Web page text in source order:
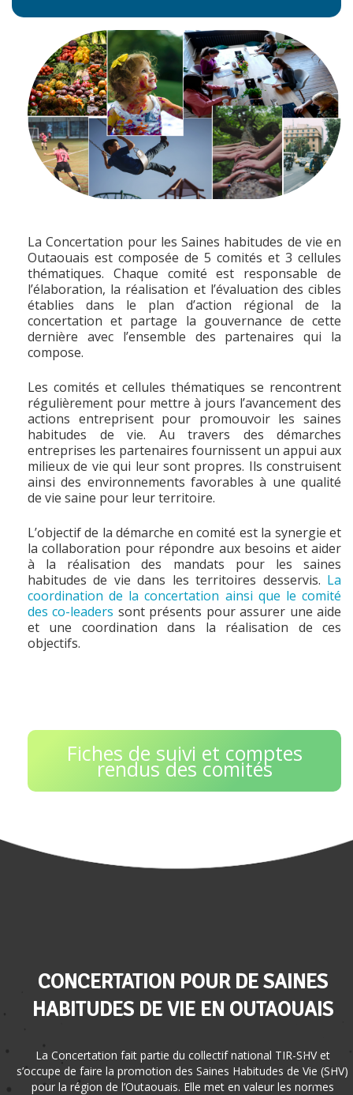
La Concertation pour les Saines habitudes de vie en
Outaouais est composée de 5 comités et 3 cellules
thématiques. Chaque comité est responsable de
l’élaboration, la réalisation et l’évaluation des cibles
établies dans le plan d’action régional de la
concertation et partage la gouvernance de cette
dernière avec l’ensemble des partenaires qui la
compose.
Les comités et cellules thématiques se rencontrent
régulièrement pour mettre à jours l’avancement des
actions entreprisent pour promouvoir les saines
habitudes de vie. Au travers des démarches
entreprises les partenaires fournissent un appui aux
milieux de vie qui leur sont propres. Ils construisent
ainsi des environnements favorables à une qualité
de vie saine pour leur territoire.
L’objectif de la démarche en comité est la synergie et
la collaboration pour répondre aux besoins et aider
à la réalisation des mandats pour les saines
habitudes de vie dans les territoires desservis. La
coordination de la concertation ainsi que le comité
des co-leaders sont présents pour assurer une aide
et une coordination dans la réalisation de ces
objectifs.
Fiches de suivi et comptes
rendus des comités
CONCERTATION POUR DE SAINES
HABITUDES DE VIE EN OUTAOUAIS
La Concertation fait partie du collectif national TIR-SHV et
s’occupe de faire la promotion des Saines Habitudes de Vie (SHV)
pour la région de l’Outaouais. Elle met en valeur les normes